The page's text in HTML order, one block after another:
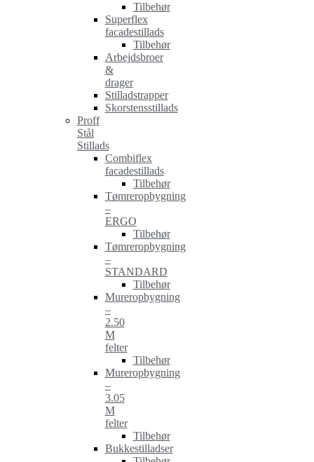
Tilbehør
Superflex
facadestillads
Tilbehør
Arbejdsbroer
&
drager
Stilladstrapper
Skorstensstillads
Proff
Stål
Stillads
Combiflex
facadestillads
Tilbehør
Tømreropbygning
–
ERGO
Tilbehør
Tømreropbygning
–
STANDARD
Tilbehør
Mureropbygning
–
2.50
M
felter
Tilbehør
Mureropbygning
–
3.05
M
felter
Tilbehør
Bukkestilladser